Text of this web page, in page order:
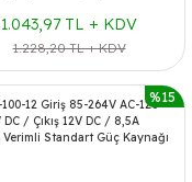
1.043,97 TL + KDV
1.228,20 TL + KDV
%15